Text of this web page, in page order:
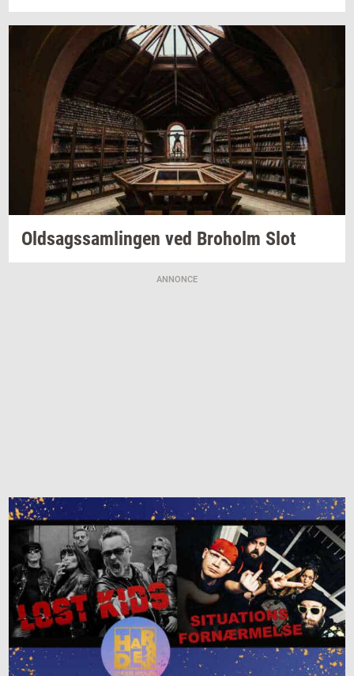
Oldsags­sam­lin­gen ved Bro­holm Slot
ANNONCE